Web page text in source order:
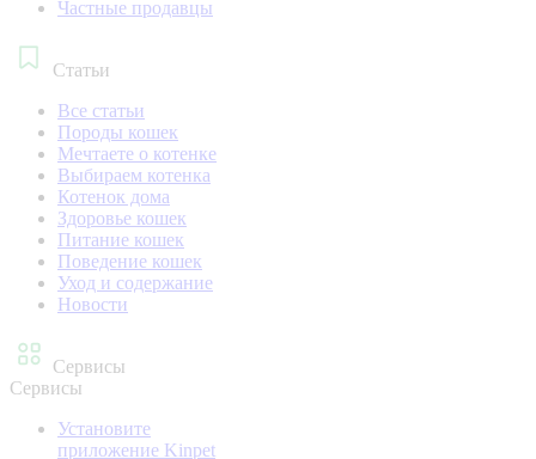
Частные продавцы
Статьи
Все статьи
Породы кошек
Мечтаете о котенке
Выбираем котенка
Котенок дома
Здоровье кошек
Питание кошек
Поведение кошек
Уход и содержание
Новости
Сервисы
Сервисы
Установите
приложение Kinpet